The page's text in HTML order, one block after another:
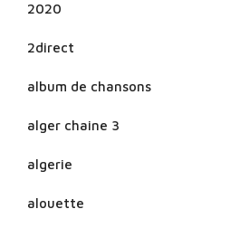
2020
2direct
album de chansons
alger chaine 3
algerie
alouette